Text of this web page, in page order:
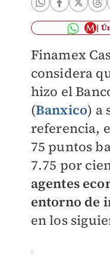
Finamex
considera
hizo el
(Banxico) a
referencia,
75 puntos
7.75 por
agentes
entorno de
en los